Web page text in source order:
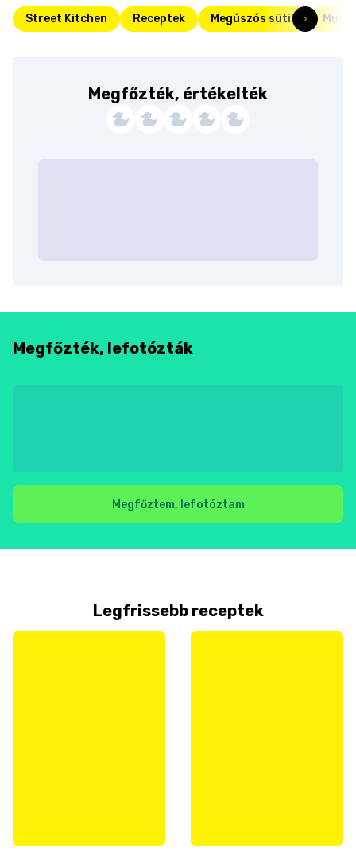
Street Kitchen Receptek Megúszós sütik
Megfőzték, értékelték
Megfőzték, lefotózták
Megfőztem, lefotóztam
Legfrissebb receptek